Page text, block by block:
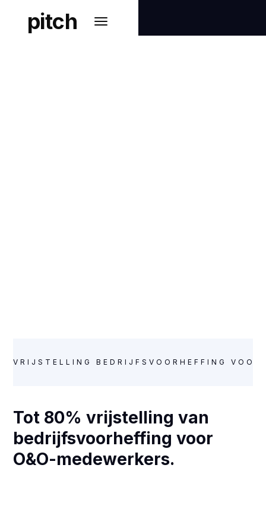
pitch
VRIJSTELLING BEDRIJFSVOORHEFFING VOOR
Tot 80% vrijstelling van
bedrijfsvoorheffing voor
O&O-medewerkers.